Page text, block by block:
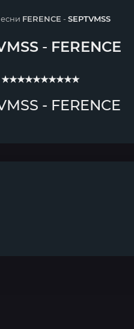
FERENCE -SEPTVMSS
- FERENCE
★★★★★★★★★★
- FERENCE